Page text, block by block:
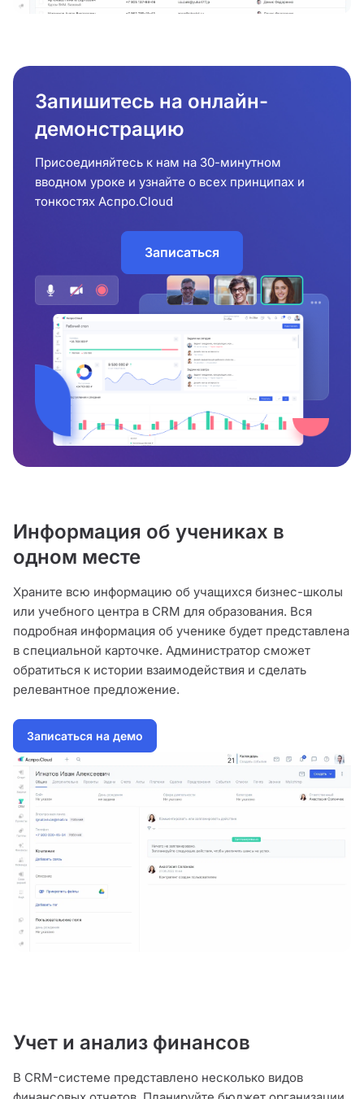
Запишитесь на онлайн-
демонстрацию
Присоединяйтесь к нам на 30-минутном
вводном уроке и узнайте о всех принципах и
тонкостях Аспро.Cloud
Записаться
Информация об учениках в
одном месте
Храните всю информацию об учащихся бизнес-школы
или учебного центра в CRM для образования. Вся
подробная информация об ученике будет представлена
в специальной карточке. Администратор сможет
обратиться к истории взаимодействия и сделать
релевантное предложение.
Записаться на демо
Учет и анализ финансов
В CRM-системе представлено несколько видов